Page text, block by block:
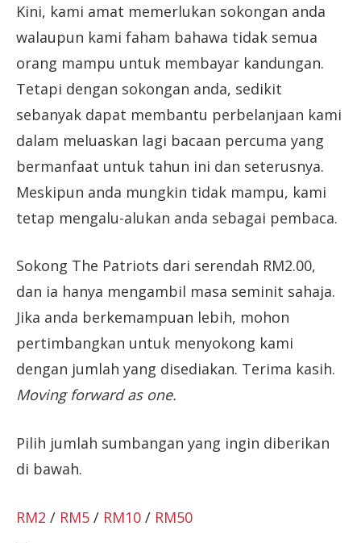
Kini, kami amat memerlukan sokongan anda
walaupun kami faham bahawa tidak semua
orang mampu untuk membayar kandungan.
Tetapi dengan sokongan anda, sedikit
sebanyak dapat membantu perbelanjaan kami
dalam meluaskan lagi bacaan percuma yang
bermanfaat untuk tahun ini dan seterusnya.
Meskipun anda mungkin tidak mampu, kami
tetap mengalu-alukan anda sebagai pembaca.
Sokong The Patriots dari serendah RM2.00,
dan ia hanya mengambil masa seminit sahaja.
Jika anda berkemampuan lebih, mohon
pertimbangkan untuk menyokong kami
dengan jumlah yang disediakan. Terima kasih.
Moving forward as one.
Pilih jumlah sumbangan yang ingin diberikan
di bawah.
RM2 / RM5 / RM10 / RM50